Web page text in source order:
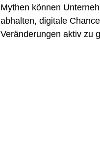
Mythen können
abhalten, digitale
Veränderungen aktiv zu